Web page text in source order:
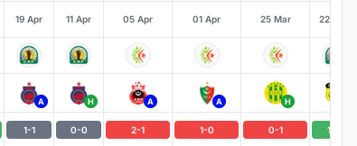
19 Apr 11 Apr 05 Apr 01 Apr 25 Mar 22 Mar
A H A A H
1-1 0-0 2-1 1-0 0-1 1